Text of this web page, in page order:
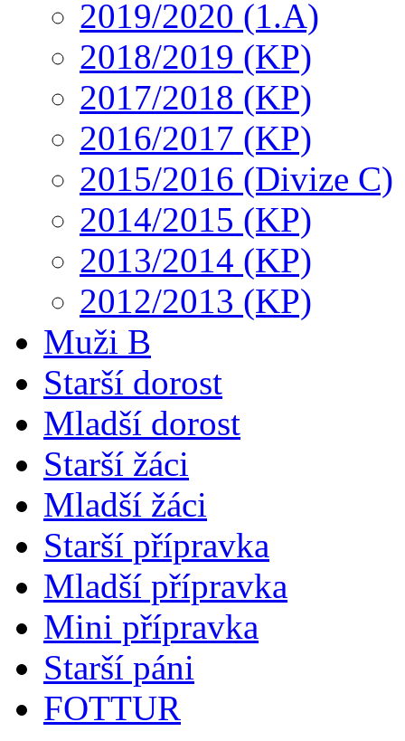
2019/2020 (1.A)
2018/2019 (KP)
2017/2018 (KP)
2016/2017 (KP)
2015/2016 (Divize C)
2014/2015 (KP)
2013/2014 (KP)
2012/2013 (KP)
Muži B
Starší dorost
Mladší dorost
Starší žáci
Mladší žáci
Starší přípravka
Mladší přípravka
Mini přípravka
Starší páni
FOTTUR